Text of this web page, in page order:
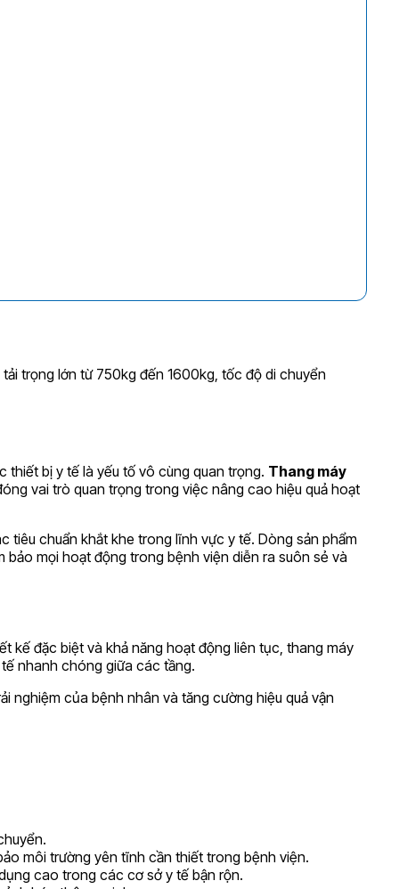
trọng lớn từ 750kg đến 1600kg, tốc độ di chuyển
bị y tế là yếu tố vô cùng quan trọng. Thang máy
vai trò quan trọng trong việc nâng cao hiệu quả hoạt
tiêu chuẩn khắt khe trong lĩnh vực y tế. Dòng sản phẩm
mọi hoạt động trong bệnh viện diễn ra suôn sẻ và
kế đặc biệt và khả năng hoạt động liên tục, thang máy
nhanh chóng giữa các tầng.
nghiệm của bệnh nhân và tăng cường hiệu quả vận
môi trường yên tĩnh cần thiết trong bệnh viện.
cao trong các cơ sở y tế bận rộn.